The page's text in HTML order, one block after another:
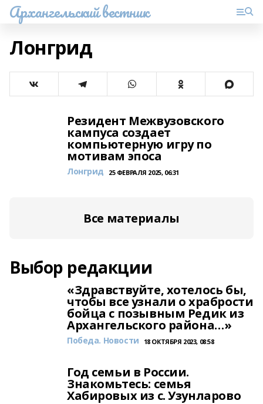
Архангельский вестник
Лонгрид
Резидент Межвузовского
кампуса создает
компьютерную игру по
мотивам эпоса
Лонгрид 25 ФЕВРАЛЯ 2025, 06:31
Все материалы
Выбор редакции
«Здравствуйте, хотелось бы,
чтобы все узнали о храбрости
бойца с позывным Редик из
Архангельского района…»
Победа. Новости 18 ОКТЯБРЯ 2023, 08:58
Год семьи в России.
Знакомьтесь: семья
Хабировых из с. Узунларово